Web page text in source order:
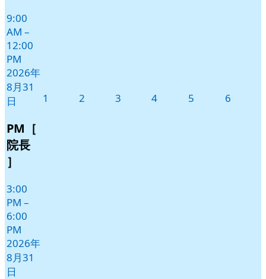
9:00
AM –
12:00
PM
2026年
8月31
日
PM［
院長
］
3:00
PM –
6:00
PM
2026年
8月31
日
1 2 3 42026
5 6